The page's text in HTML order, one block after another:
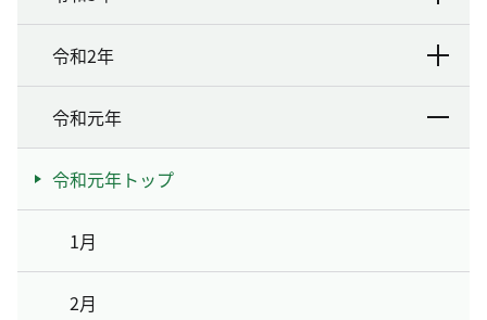
令和2年
令和元年
令和元年トップ
1月
2月